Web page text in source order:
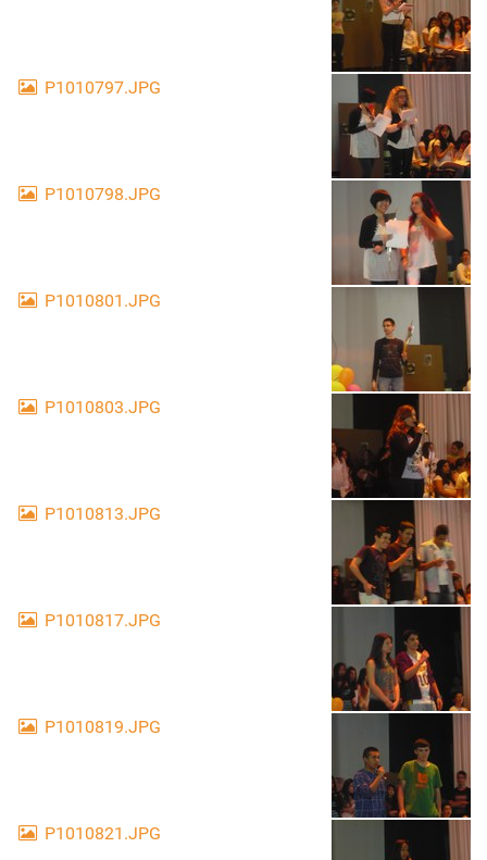
P1010797.JPG
P1010798.JPG
P1010801.JPG
P1010803.JPG
P1010813.JPG
P1010817.JPG
P1010819.JPG
P1010821.JPG